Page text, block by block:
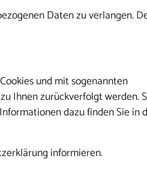
Daten zu verlangen.
und mit sogenannten
Ihnen zurückverfolgt werden.
dazu finden Sie in
informieren.